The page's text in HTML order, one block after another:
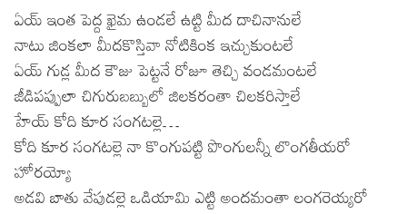
ఏయ్ ఇంత పెద్ద ఖైమ ఉండలే ఉట్టి మీద దాచినానులే
నాటు జింకలా మీదకొస్తివా నోటికింక ఇచ్చుకుంటలే
ఏయ్ గుడ్ల మీద కౌజు పెట్టనే రోజూ తెచ్చి వండమంటలే
జీడిపప్పులా చిగురుబబ్బులో జిలకరంతా చిలకరిస్తాలే
హేయ్ కోది కూర సంగటల్లె…
కోది కూర సంగటల్లె నా కొంగుపట్టి పొంగులన్నీ లొంగతీయరో
హోరయ్యో
అడవి బాతు వేపుడల్లె ఒడియామి ఎట్టి అందమంతా లంగరెయ్యరో